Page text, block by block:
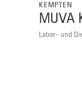
KEMPTEN
MUVA
Labor- und